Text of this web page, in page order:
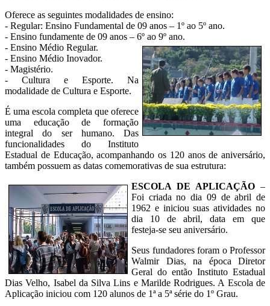
Oferece as seguintes modalidades de ensino:
- Regular: Ensino Fundamental de 09 anos – 1º ao 5º ano.
- Ensino fundamente de 09 anos – 6º ao 9º ano.
- Ensino Médio Regular.
- Ensino Médio Inovador.
- Magistério.
- Cultura e Esporte. Na
modalidade de Cultura e Esporte.
É uma escola completa que oferece
uma educação de formação
integral do ser humano. Das
funcionalidades do Instituto
Estadual de Educação, acompanhando os 120 anos de aniversário,
também possuem as datas comemorativas de sua estrutura:
ESCOLA DE APLICAÇÃO –
Foi criada no dia 09 de abril de
1962 e iniciou suas atividades no
dia 10 de abril, data em que
festeja-se seu aniversário.
Seus fundadores foram o Professor
Walmir Dias, na época Diretor
Geral do então Instituto Estadual
Dias Velho, Isabel da Silva Lins e Marilde Rodrigues. A Escola de
Aplicação iniciou com 120 alunos de 1ª a 5ª série do 1º Grau.